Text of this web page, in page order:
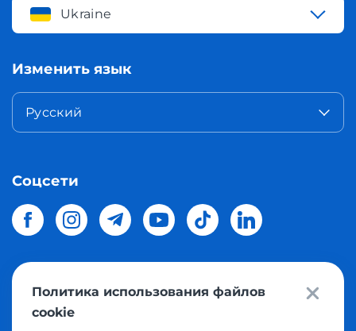
Ukraine
Изменить язык
Русский
Соцсети
© 2026 Meest Shoppingдоставка покупок с интернет
магазинов мира в Украину.
Политика использования файлов
cookie